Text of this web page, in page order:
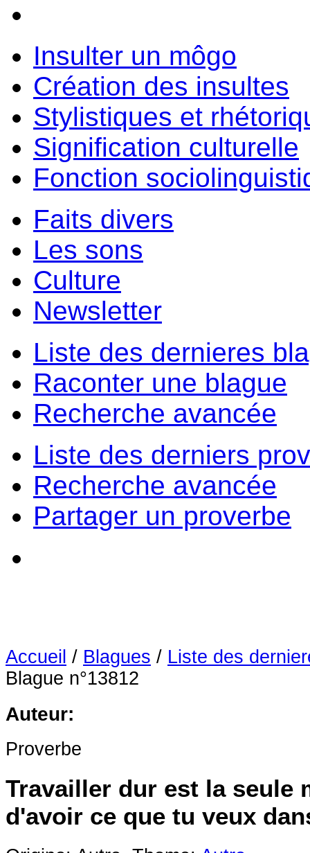
Insulter un môgo
Création des insultes
Stylistiques et
Signification culturelle
Fonction
Faits divers
Les sons
Culture
Newsletter
Liste des dernieres
Raconter une blague
Recherche avancée
Liste des derniers
Recherche avancée
Partager un proverbe
Accueil / Blagues / Liste des
Blague n°13812
Auteur:
Proverbe
Travailler dur est la seule
d'avoir ce que tu veux